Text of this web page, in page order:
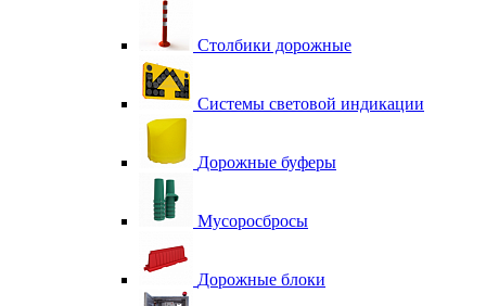
Столбики дорожные
Системы световой индикации
Дорожные буферы
Мусоросбросы
Дорожные блоки